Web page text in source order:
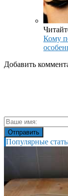
Кому
Добавить
Популярные